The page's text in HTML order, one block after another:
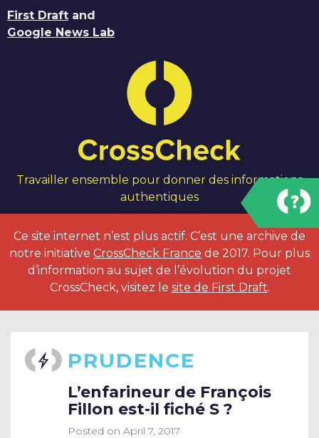
First Draft and
Google News Lab
Travailler ensemble pour donner des informations
authentiques
Ce site internet n’est plus actif. C’est une archive de
notre initiative CrossCheck France de 2017. Pour plus
d’information au sujet de l’évolution du projet
CrossCheck, visitez le site de First Draft.
PRUDENCE
L’enfarineur de François
Fillon est-il fiché S ?
Posted on April 7, 2017